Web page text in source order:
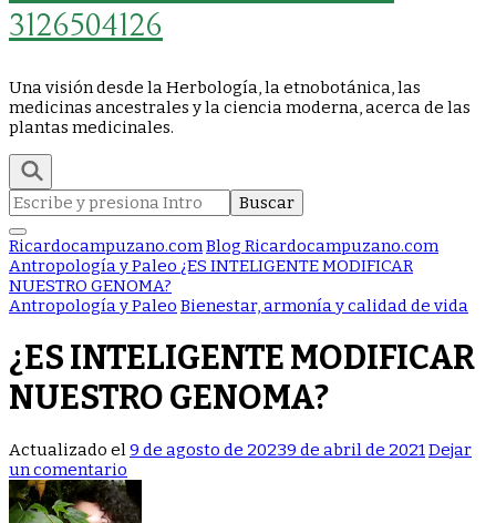
3126504126
Una visión desde la Herbología, la etnobotánica, las
medicinas ancestrales y la ciencia moderna, acerca de las
plantas medicinales.
Buscar:
Ricardocampuzano.comBlog Ricardocampuzano.com
Antropología y Paleo ¿ES INTELIGENTE MODIFICAR
NUESTRO GENOMA?
Antropología y Paleo Bienestar, armonía y calidad de vida
¿ES INTELIGENTE MODIFICAR
NUESTRO GENOMA?
Actualizado el9 de agosto de 20239 de abril de 2021Dejar
un comentario
¿ES
INTELIGENTE